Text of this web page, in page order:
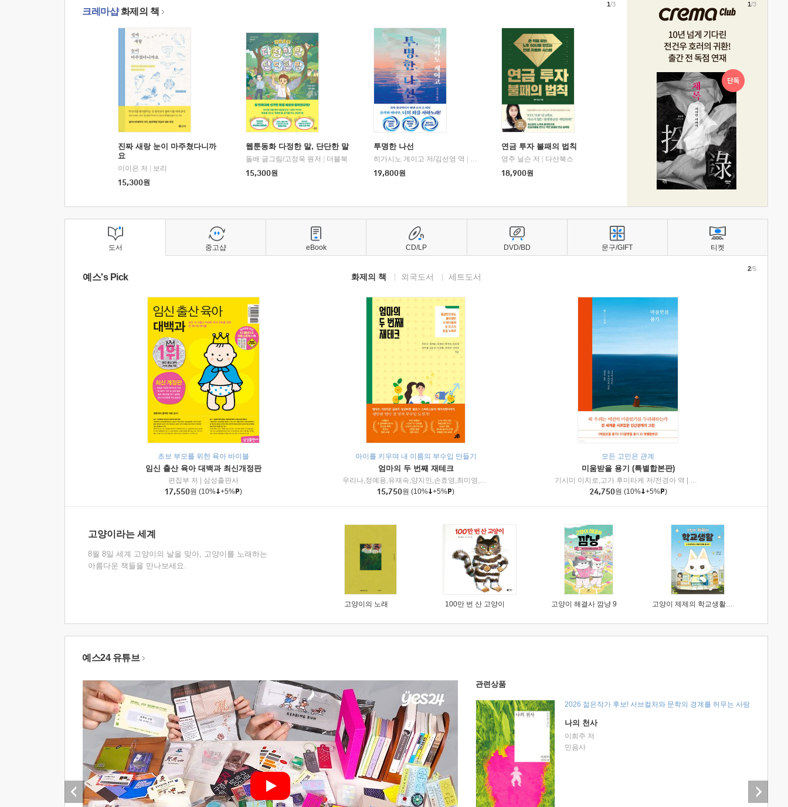
크레마샵화제의 책
진짜 새랑 눈이 마주쳤다니까
요
이이은 저
보리
15,300원
웹툰동화 다정한 말, 단단한 말
돌배 글그림/고정욱 원저
더블북
15,300원
투명한 나선
히가시노 게이고 저/김선영 역
북다
19,800원
연금 투자 불패의 법칙
영주 닐슨 저
다산북스
18,900원
1/3 1/3
도서
예스's Pick 화제의 책 외국도서 세트도서
초보 부모를 위한 육아 바이블
임신 출산 육아 대백과 최신개정판
편집부 저
삼성출판사
17,550원 (10% +5% )
아이를 키우며 내 이름의 부수입 만들기
엄마의 두 번째 재테크
우리나,정예용,유재숙,양지인,손효영,최미영,조민주,이진현,차미숙,서미숙 저 | 제이브리즈북스
15,750원 (10% +5% )
모든 고민은 관계
미움받을 용기 (특별합본판)
기시미 이치로,고가 후미타케 저/전경아 역
인플루엔셜
24,750원 (10% +5% )
2/5
고양이라는 세계
8월 8일 세계 고양이의 날을 맞아, 고양이를 노래하는
아름다운 책들을 만나보세요.
고양이의 노래 100만 번 산 고양이 고양이 해결사 깜냥 9 고양이 제제의 학교생활 1 : 초등학생이 이렇게 힘들 줄이야
중고샵 eBook CD/LP DVD/BD 문구/GIFT 티켓
예스24 유튜브
관련상품
2026 젊은작가 후보! 서브컬처와 문학의 경계를 허무는 사랑
나의 천사
이희주 저
민음사